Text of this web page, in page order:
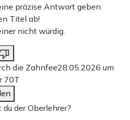
präzise Antwort geben.
Titel ab!
nicht würdig.
die Zahnfee28.05.2026 um
70T
der Oberlehrer?